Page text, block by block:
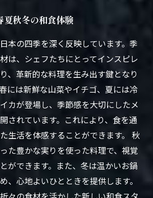
夏秋冬の和食体験
本の四季を深く反映しています。季
は、シェフたちにとってインスピレ
、革新的な料理を生み出す鍵となり
には新鮮な山菜やイチゴ、夏には冷
カが登場し、季節感を大切にしたメ
されています。これにより、食を通
生活を体感することができます。 秋
た豊かな実りを使った料理で、視覚
ができます。また、冬は温かいお鍋
、心地よいひとときを提供します。